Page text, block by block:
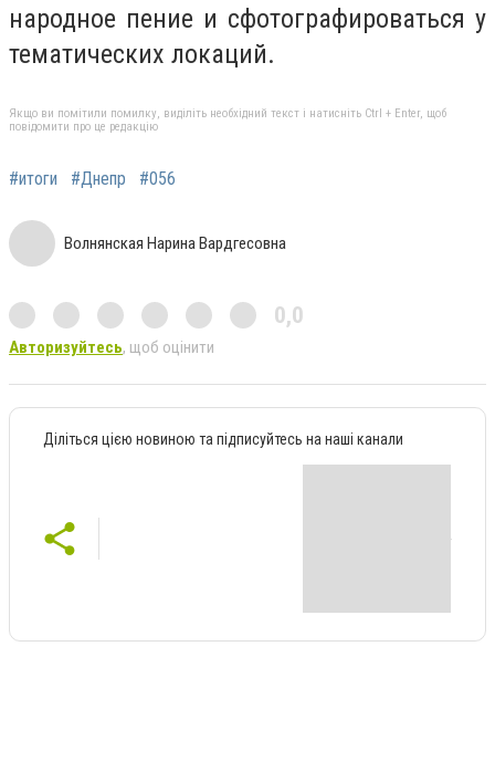
народное пение и сфотографироваться у
тематических локаций.
Якщо ви помітили помилку, виділіть необхідний текст і натисніть Ctrl + Enter, щоб
повідомити про це редакцію
#итоги #Днепр #056
Волнянская Нарина Вардгесовна
0,0
Авторизуйтесь, щоб оцінити
Діліться цією новиною та підписуйтесь на наші канали